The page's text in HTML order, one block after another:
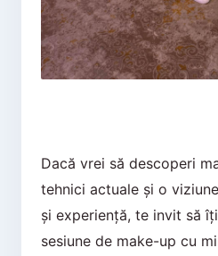
Dacă vrei să descoperi
tehnici actuale și o
și experiență, te invit să
sesiune de make-up cu